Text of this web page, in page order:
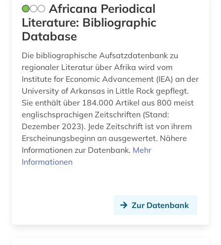
Africana Periodical
Literature: Bibliographic
Database
Die bibliographische Aufsatzdatenbank zu
regionaler Literatur über Afrika wird vom
Institute for Economic Advancement (IEA) an der
University of Arkansas in Little Rock gepflegt.
Sie enthält über 184.000 Artikel aus 800 meist
englischsprachigen Zeitschriften (Stand:
Dezember 2023). Jede Zeitschrift ist von ihrem
Erscheinungsbeginn an ausgewertet. Nähere
Informationen zur Datenbank. Mehr
Informationen
Zur Datenbank